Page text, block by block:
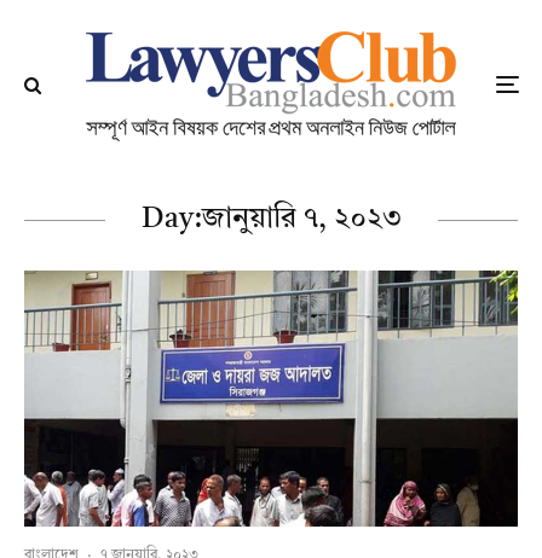
Day:জানুয়ারি ৭, ২০২৩